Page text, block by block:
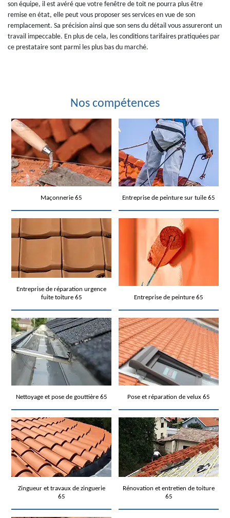
son équipe, il est avéré que votre fenêtre de toit ne pourra plus être
remise en état, elle peut vous proposer ses services en vue de son
remplacement. Sa précision ainsi que son sens du détail vous assureront un
travail impeccable. En plus de cela, les conditions tarifaires pratiquées par
ce prestataire sont parmi les plus bas du marché.
Nos compétences
Maçonnerie 65 Entreprise de peinture sur tuile 65
Entreprise de réparation urgence
fuite toiture 65
Entreprise de peinture 65
Nettoyage et pose de gouttière 65 Pose et réparation de velux 65
Zingueur et travaux de zinguerie
65
Rénovation et entretien de toiture
65